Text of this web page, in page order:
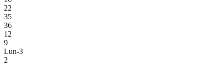
22
35
36
12
9
Lun-3
2